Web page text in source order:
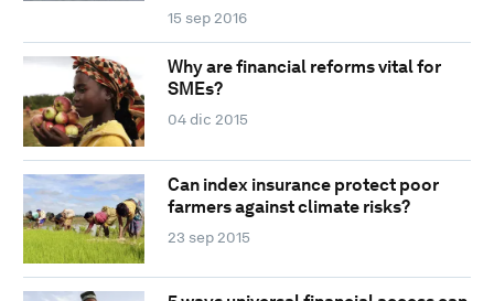
15 sep 2016
Why are financial reforms vital for
SMEs?
04 dic 2015
Can index insurance protect poor
farmers against climate risks?
23 sep 2015